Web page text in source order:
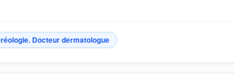
Docteur dermatologue